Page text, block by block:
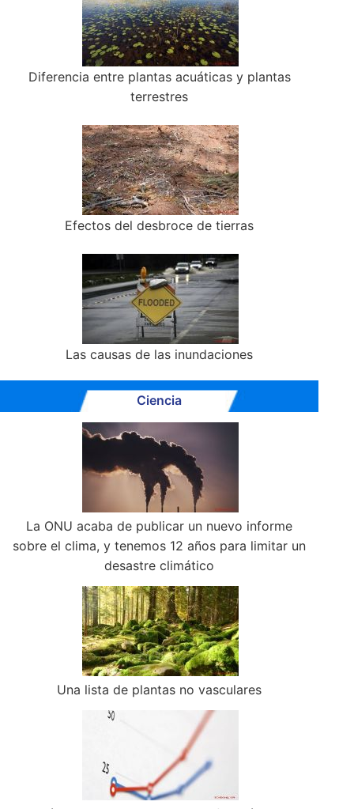
Diferencia entre plantas acuáticas y plantas
terrestres
Efectos del desbroce de tierras
Las causas de las inundaciones
Ciencia
La ONU acaba de publicar un nuevo informe
sobre el clima, y tenemos 12 años para limitar un
desastre climático
Una lista de plantas no vasculares